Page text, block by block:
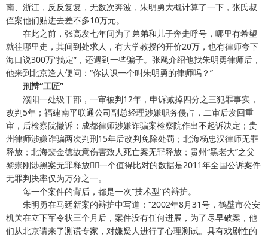
南、浙江，反反复复，无数次奔波，朱明勇大概计算了一下，张氏叔
侄案他们贴进去差不多10万元。
在此之前，张高发七年间为了弟弟和儿子奔走呼号，哪里有希望
就往哪里走，其间到处求人，有大学教授的开价20万，也有律师夸下
海口说300万“搞定”，还遇到一些骗子。张飚介绍他找朱明勇律师后，
他来到北京逢人便问：“你认识一个叫朱明勇的律师吗？”
刑辩“工匠”
濮阳一处级干部，一审被判12年，申诉减掉四分之三犯罪事实，
改判5年；福建南平联通公司副总经理涉嫌职务侵占，二审后发回重
审，后检察院撤诉；成都律师涉嫌诈骗案检察院作出不起诉决定；贵
州律师涉嫌诈骗两次判刑15年后改判免除处罚；北海杨忠汉律师无罪
释放；北海裴金德故意伤害致人死亡案无罪释放；贵州“黑老大”之父
黎崇刚涉黑案无罪释放一个值得比对的数据是2011年全国公诉案件
无罪判决率仅为万分之一。
每一个案件的背后，都是一次“技术型”的辩护。
朱明勇在马廷新案的辩护中写道：“2002年8月31号，鹤壁市公安
机关在立下军令状三个月后，案件没有任何进展，为了尽早破案，他
们从北京请来了测谎专家，对嫌疑人进行了心理测试。具有戏剧性的